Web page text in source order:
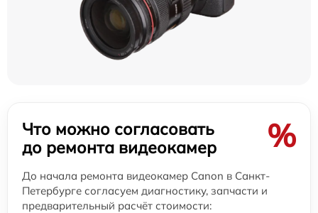
Что можно согласовать
до ремонта видеокамер
%
До начала ремонта видеокамер Canon в Санкт-
Петербурге согласуем диагностику, запчасти и
предварительный расчёт стоимости: